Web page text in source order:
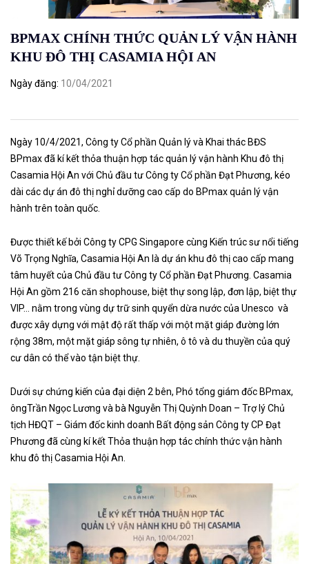
BPMAX CHÍNH THỨC QUẢN LÝ VẬN HÀNH
KHU ĐÔ THỊ CASAMIA HỘI AN
Ngày đăng 10/04/2021
Ngày 10/4/2021, Công ty Cổ phần Quản lý và Khai thác BĐS
BPmax đã kí kết thỏa thuận hợp tác quản lý vận hành Khu đô thị
Casamia Hội An với Chủ đầu tư Công ty Cổ phần Đạt Phương, kéo
dài các dự án đô thị nghỉ dưỡng cao cấp do BPmax quản lý vận
hành trên toàn quốc.
Được thiết kế bởi Công ty CPG Singapore cùng Kiến trúc sư nổi tiếng
Võ Trọng Nghĩa, Casamia Hội An là dự án khu đô thị cao cấp mang
tâm huyết của Chủ đầu tư Công ty Cổ phần Đạt Phương. Casamia
Hội An gồm 216 căn shophouse, biệt thự song lập, đơn lập, biệt thự
VIP… nằm trong vùng dự trữ sinh quyển dừa nước của Unesco và
được xây dựng với mật độ rất thấp với một mặt giáp đường lớn
rộng 38m, một mặt giáp sông tự nhiên, ô tô và du thuyền của quý
cư dân có thể vào tận biệt thự.
Dưới sự chứng kiến của đại diện 2 bên, Phó tổng giám đốc BPmax,
ôngTrần Ngọc Lương và bà Nguyễn Thị Quỳnh Doan – Trợ lý Chủ
tịch HĐQT – Giám đốc kinh doanh Bất động sản Công ty CP Đạt
Phương đã cùng kí kết Thỏa thuận hợp tác chính thức vận hành
khu đô thị Casamia Hội An.